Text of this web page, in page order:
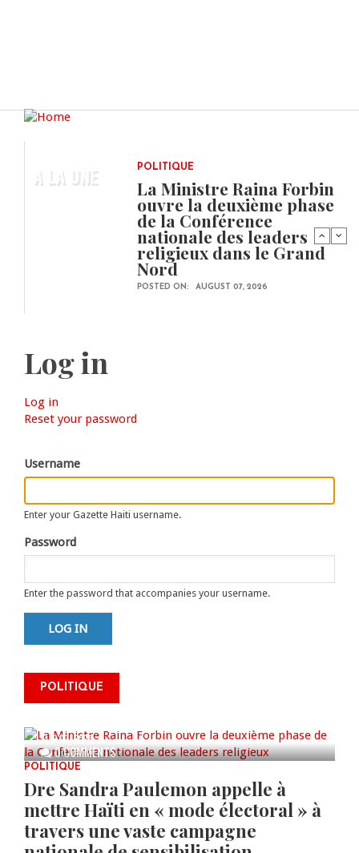
A LA UNE POLITIQUE
La Ministre Raina Forbin
ouvre la deuxième phase
de la Conférence
nationale des leaders
religieux dans le Grand
Nord
POSTED ON: AUGUST 07, 2026
Log in
Primary
Log in
tab)
Reset your password
Username
Enter your Gazette Haiti username.
Password
Enter the password that accompanies your username.
POLITIQUE
0 COMMENTS
La Ministre Raina Forbin ouvre
Conférence nationale des
leaders religieux dans le Grand
AUG 07, 2026
POLITIQUE
Dre Sandra Paulemon appelle à
mettre Haïti en « mode électoral » à
travers une vaste campagne